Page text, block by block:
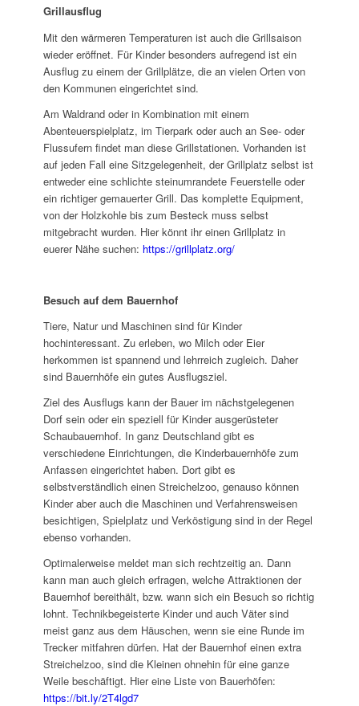
Grillausflug
Mit den wärmeren Temperaturen ist auch die Grillsaison
wieder eröffnet. Für Kinder besonders aufregend ist ein
Ausflug zu einem der Grillplätze, die an vielen Orten von
den Kommunen eingerichtet sind.
Am Waldrand oder in Kombination mit einem
Abenteuerspielplatz, im Tierpark oder auch an See- oder
Flussufern findet man diese Grillstationen. Vorhanden ist
auf jeden Fall eine Sitzgelegenheit, der Grillplatz selbst ist
entweder eine schlichte steinumrandete Feuerstelle oder
ein richtiger gemauerter Grill. Das komplette Equipment,
von der Holzkohle bis zum Besteck muss selbst
mitgebracht wurden. Hier könnt ihr einen Grillplatz in
euerer Nähe suchen: https://grillplatz.org/
Besuch auf dem Bauernhof
Tiere, Natur und Maschinen sind für Kinder
hochinteressant. Zu erleben, wo Milch oder Eier
herkommen ist spannend und lehrreich zugleich. Daher
sind Bauernhöfe ein gutes Ausflugsziel.
Ziel des Ausflugs kann der Bauer im nächstgelegenen
Dorf sein oder ein speziell für Kinder ausgerüsteter
Schaubauernhof. In ganz Deutschland gibt es
verschiedene Einrichtungen, die Kinderbauernhöfe zum
Anfassen eingerichtet haben. Dort gibt es
selbstverständlich einen Streichelzoo, genauso können
Kinder aber auch die Maschinen und Verfahrensweisen
besichtigen, Spielplatz und Verköstigung sind in der Regel
ebenso vorhanden.
Optimalerweise meldet man sich rechtzeitig an. Dann
kann man auch gleich erfragen, welche Attraktionen der
Bauernhof bereithält, bzw. wann sich ein Besuch so richtig
lohnt. Technikbegeisterte Kinder und auch Väter sind
meist ganz aus dem Häuschen, wenn sie eine Runde im
Trecker mitfahren dürfen. Hat der Bauernhof einen extra
Streichelzoo, sind die Kleinen ohnehin für eine ganze
Weile beschäftigt. Hier eine Liste von Bauerhöfen:
https://bit.ly/2T4lgd7